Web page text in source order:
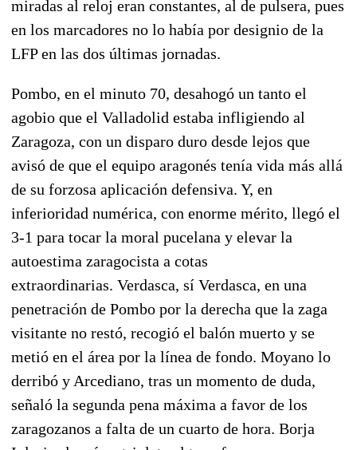
miradas al reloj eran constantes, al de pulsera, pues
en los marcadores no lo había por designio de la
LFP en las dos últimas jornadas.
Pombo, en el minuto 70, desahogó un tanto el
agobio que el Valladolid estaba infligiendo al
Zaragoza, con un disparo duro desde lejos que
avisó de que el equipo aragonés tenía vida más allá
de su forzosa aplicación defensiva. Y, en
inferioridad numérica, con enorme mérito, llegó el
3-1 para tocar la moral pucelana y elevar la
autoestima zaragocista a cotas
extraordinarias. Verdasca, sí Verdasca, en una
penetración de Pombo por la derecha que la zaga
visitante no restó, recogió el balón muerto y se
metió en el área por la línea de fondo. Moyano lo
derribó y Arcediano, tras un momento de duda,
señaló la segunda pena máxima a favor de los
zaragozanos a falta de un cuarto de hora. Borja